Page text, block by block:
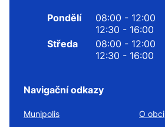
Pondělí
08:00 - 12:00
12:30 - 16:00
Středa
08:00 - 12:00
12:30 - 16:00
Navigační odkazy
Munipolis O obci